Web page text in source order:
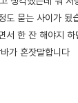
도 묻는 사이가 됬
한 잔 해야지
가 혼잣말합니다